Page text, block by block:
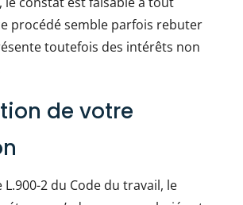
procédé semble parfois rebuter
toutefois des intérêts non
de votre
L.900-2 du Code du travail, le